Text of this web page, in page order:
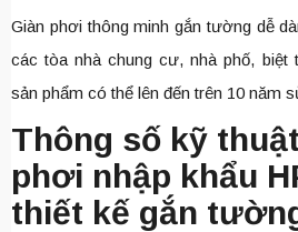
Giàn phơi thông minh gắn tường dễ
các tòa nhà chung cư, nhà phố,
sản phẩm có thể lên đến trên 10 năm
Thông số kỹ
phơi nhập khẩu
thiết kế gắn